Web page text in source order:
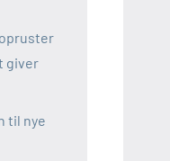
giver
til nye